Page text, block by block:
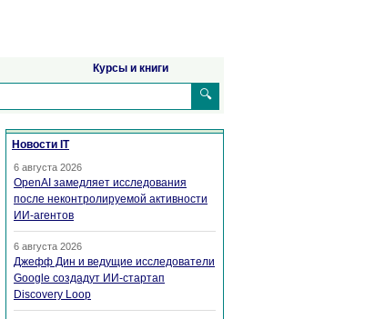
Курсы и книги
🔍
Новости IT
6 августа 2026
OpenAI замедляет исследования
после неконтролируемой активности
ИИ-агентов
6 августа 2026
Джефф Дин и ведущие исследователи
Google создадут ИИ-стартап
Discovery Loop